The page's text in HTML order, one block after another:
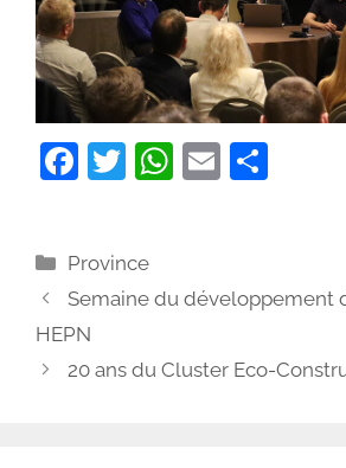
F
e
b
o
o
T
er
W
A
p
E
er
Catégories
Province
Semaine du développement
HEPN
20 ans du Cluster Eco-